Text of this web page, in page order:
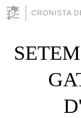
CRONISTA